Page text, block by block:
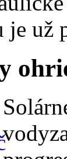
je už